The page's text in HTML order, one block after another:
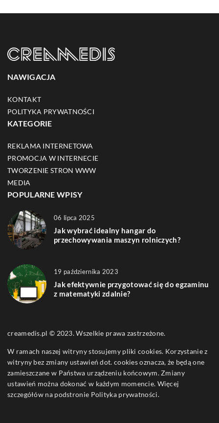
NAWIGACJA
KONTAKT
POLITYKA PRYWATNOŚCI
KATEGORIE
REKLAMA INTERNETOWA
PROMOCJA W INTERNECIE
TWORZENIE STRON WWW
MEDIA
POPULARNE WPISY
06 lipca 2025
Jak wybrać idealny hangar do
przechowywania maszyn rolniczych?
19 października 2023
Jak efektywnie przygotować się do egzaminu
z matematyki zdalnie?
creamedis.pl © 2023. Wszelkie prawa zastrzeżone.
W ramach naszej witryny stosujemy pliki cookies. Korzystanie z
witryny bez zmiany ustawień dot. cookies oznacza, że będą one
zamieszczane w Państwa urządzeniu końcowym. Zmiany
ustawień można dokonać w każdym momencie. Więcej
szczegółów na podstronie Polityka prywatności.